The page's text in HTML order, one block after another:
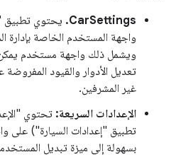
CarSettings. يحتوي تطبيق
واجهة المستخدم الخاصة بإدارة
ويشمل ذلك واجهة مستخدم يمكن
تعديل الأدوار والقيود
غير المشرفين.
الإعدادات السريعة: تحتوي
تطبيق "إعدادات السيارة")
بسهولة إلى ميزة تبديل